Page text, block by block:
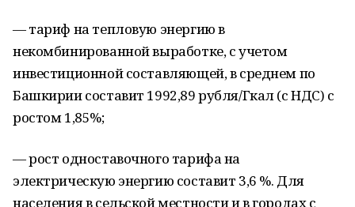
— тариф на тепловую энергию в
некомбинированной выработке, с учетом
инвестиционной составляющей, в среднем по
Башкирии составит 1992,89 рубля/Гкал (с НДС) с
ростом 1,85%;
— рост одноставочного тарифа на
электрическую энергию составит 3,6 %. Для
населения в сельской местности и в городах с